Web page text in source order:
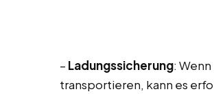
– Ladungssicherung:
transportieren, kann es